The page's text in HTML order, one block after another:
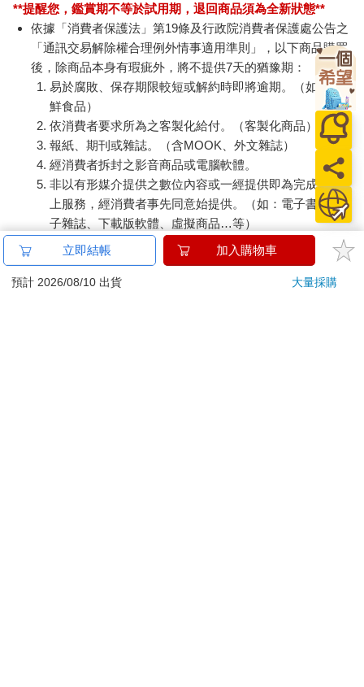
**提醒您，鑑賞期不等於試用期，退回商品須為全新狀態**
依據「消費者保護法」第19條及行政院消費者保護處公告之
「通訊交易解除權合理例外情事適用準則」，以下商品購買
後，除商品本身有瑕疵外，將不提供7天的猶豫期：
易於腐敗、保存期限較短或解約時即將逾期。（如：生
鮮食品）
依消費者要求所為之客製化給付。（客製化商品）
報紙、期刊或雜誌。（含MOOK、外文雜誌）
經消費者拆封之影音商品或電腦軟體。
非以有形媒介提供之數位內容或一經提供即為完成之線
上服務，經消費者事先同意始提供。（如：電子書、電
子雜誌、下載版軟體、虛擬商品…等）
已拆封之個人衛生用品。（如：內衣褲、刮鬍刀、除毛
刀…等）
若非上列種類商品，均享有到貨7天的猶豫期（含例假
立即結帳 加入購物車
預計 2026/08/10 出貨 大量採購